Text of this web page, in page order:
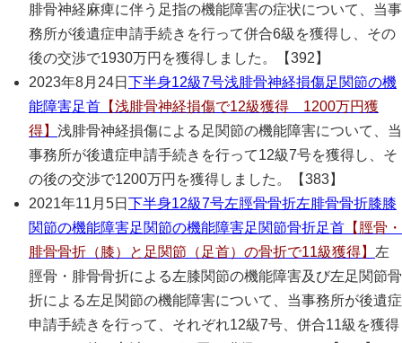
腓骨神経麻痺に伴う足指の機能障害の症状について、当事
務所が後遺症申請手続きを行って併合6級を獲得し、その
後の交渉で1930万円を獲得しました。【392】
2023年8月24日 下半身12級7号浅腓骨神経損傷足関節の機
能障害足首 【浅腓骨神経損傷で12級獲得 1200万円獲
得】 浅腓骨神経損傷による足関節の機能障害について、当
事務所が後遺症申請手続きを行って12級7号を獲得し、そ
の後の交渉で1200万円を獲得しました。【383】
2021年11月5日 下半身12級7号左脛骨骨折左腓骨骨折膝膝
関節の機能障害足関節の機能障害足関節骨折足首 【脛骨・
腓骨骨折（膝）と足関節（足首）の骨折で11級獲得】 左
脛骨・腓骨骨折による左膝関節の機能障害及び左足関節骨
折による左足関節の機能障害について、当事務所が後遺症
申請手続きを行って、それぞれ12級7号、併合11級を獲得